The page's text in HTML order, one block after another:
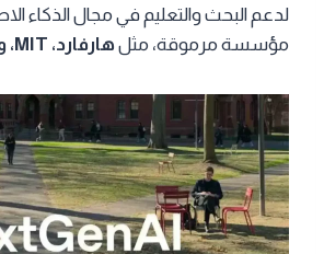
مؤسسة مرموقة، مثل هارفارد، MIT، وأوكسفورد